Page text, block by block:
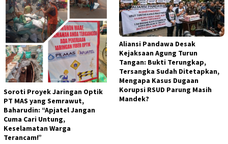
Soroti Proyek Jaringan Optik
PT MAS yang Semrawut,
Baharudin: “Apjatel Jangan
Cuma Cari Untung,
Keselamatan Warga
Terancam!”
Aliansi Pandawa Desak
Kejaksaan Agung Turun
Tangan: Bukti Terungkap,
Tersangka Sudah Ditetapkan,
Mengapa Kasus Dugaan
Korupsi RSUD Parung Masih
Mandek?